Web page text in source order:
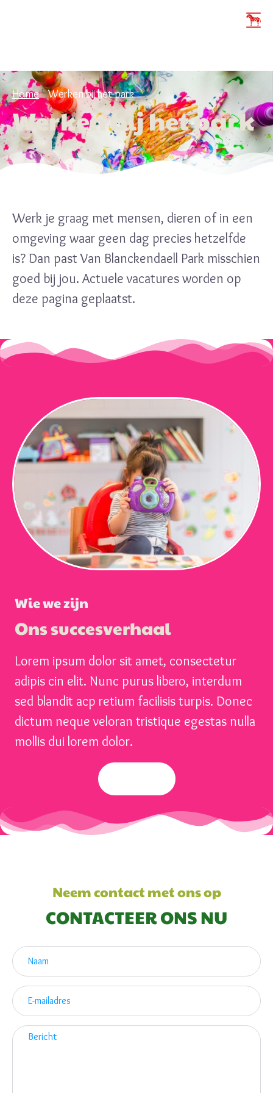
Home Werken bij het park
Werken bij het park
Werk je graag met mensen, dieren of in een
omgeving waar geen dag precies hetzelfde
is? Dan past Van Blanckendaell Park misschien
goed bij jou. Actuele vacatures worden op
deze pagina geplaatst.
Wie we zijn
Ons succesverhaal
Lorem ipsum dolor sit amet, consectetur
adipis cin elit. Nunc purus libero, interdum
sed blandit acp retium facilisis turpis. Donec
dictum neque veloran tristique egestas nulla
mollis dui lorem dolor.
Neem contact met ons op
CONTACTEER ONS NU